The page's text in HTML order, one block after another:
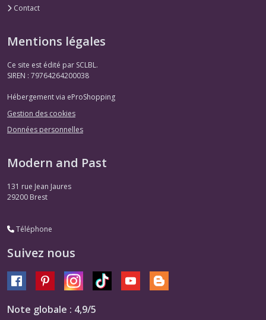
Contact
Mentions légales
Ce site est édité par SCLBL.
SIREN : 79764264200038
Hébergement via eProShopping
Gestion des cookies
Données personnelles
Modern and Past
131 rue Jean Jaures
29200 Brest
Téléphone
Suivez nous
Note globale : 4,9/5